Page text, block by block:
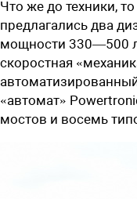
Что же до техники,
предлагались два
мощности 330—500
скоростная
«автомат»
мостов и восемь